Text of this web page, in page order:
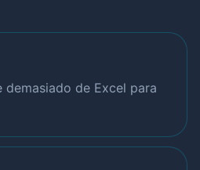
demasiado de Excel para